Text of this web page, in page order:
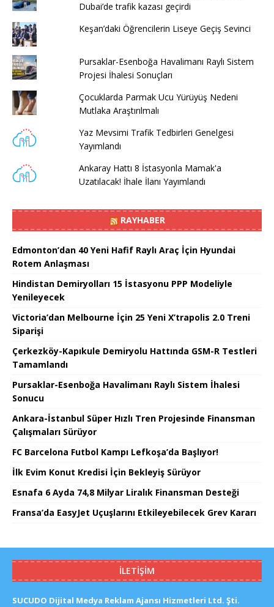
Dubai’de trafik kazası geçirdi
Keşan’daki Öğrencilerin Liseye Geçiş Sevinci
Pursaklar-Esenboğa Havalimanı Raylı Sistem
Projesi İhalesi Sonuçları
Çocuklarda Parmak Ucu Yürüyüş Nedeni
Mutlaka Araştırılmalı
Yaz Mevsimi Trafik Tedbirleri Genelgesi
Yayımlandı
Ankaray Hattı 8 İstasyonla Mamak'a
Uzatılacak! İhale İlanı Yayımlandı
RAYHABER
Edmonton’dan 40 Yeni Hafif Raylı Araç İçin Hyundai
Rotem Anlaşması
Hindistan Demiryolları 15 İstasyonu PPP Modeliyle
Yenileyecek
Victoria’dan Melbourne İçin 25 Yeni X’trapolis 2.0 Treni
Siparişi
Çerkezköy-Kapıkule Demiryolu Hattında GSM-R Testleri
Tamamlandı
Pursaklar-Esenboğa Havalimanı Raylı Sistem İhalesi
Sonucu
Ankara-İstanbul Süper Hızlı Tren Projesinde Finansman
Çalışmaları Sürüyor
FC Barcelona Futbol Kampı Lefkoşa’da Başlıyor!
İlk Evim Konut Kredisi İçin Bekleyiş Sürüyor
Esnafa 6 Ayda 74,8 Milyar Liralık Finansman Desteği
Fransa’da EasyJet Uçuşlarını Etkileyebilecek Grev Kararı
İLETIŞIM
SUCUDO Dijital Medya Reklam Ajansı Hizmetleri Ltd. Şti.